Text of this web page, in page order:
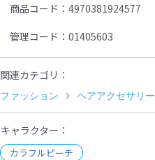
商品コード
4970381924577
管理コード
01405603
関連カテゴリ
ファッション ヘアアクセサリー
キャラクター
カラフルピーチ